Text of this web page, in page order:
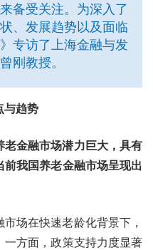
备受关注。为深入了
、发展趋势以及面临
专访了上海金融与发
刚教授。
与趋势
老金融市场潜力巨大，具有
前我国养老金融市场呈现出
场在快速老龄化背景下，
方面，政策支持力度显著